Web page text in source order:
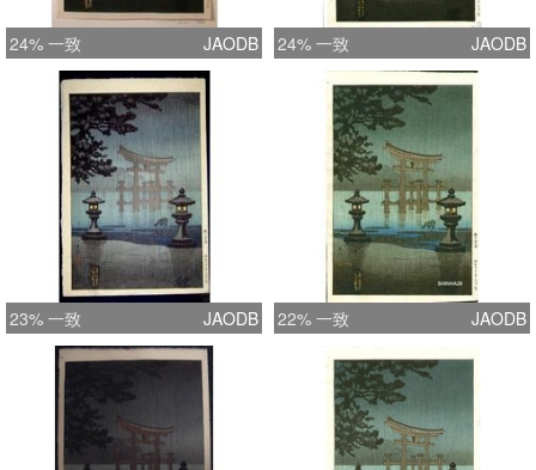
24% 一致 JAODB 24% 一致 JAODB
23% 一致 JAODB 22% 一致 JAODB